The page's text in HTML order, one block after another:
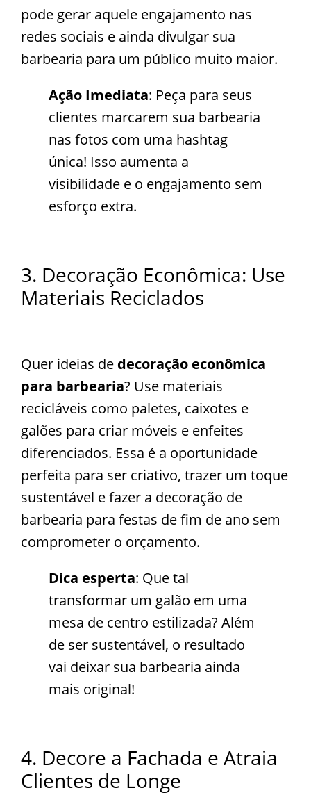
pode gerar aquele engajamento nas
redes sociais e ainda divulgar sua
barbearia para um público muito maior.
Ação Imediata: Peça para seus
clientes marcarem sua barbearia
nas fotos com uma hashtag
única! Isso aumenta a
visibilidade e o engajamento sem
esforço extra.
3. Decoração Econômica: Use
Materiais Reciclados
Quer ideias de decoração econômica
para barbearia? Use materiais
recicláveis como paletes, caixotes e
galões para criar móveis e enfeites
diferenciados. Essa é a oportunidade
perfeita para ser criativo, trazer um toque
sustentável e fazer a decoração de
barbearia para festas de fim de ano sem
comprometer o orçamento.
Dica esperta: Que tal
transformar um galão em uma
mesa de centro estilizada? Além
de ser sustentável, o resultado
vai deixar sua barbearia ainda
mais original!
4. Decore a Fachada e Atraia
Clientes de Longe